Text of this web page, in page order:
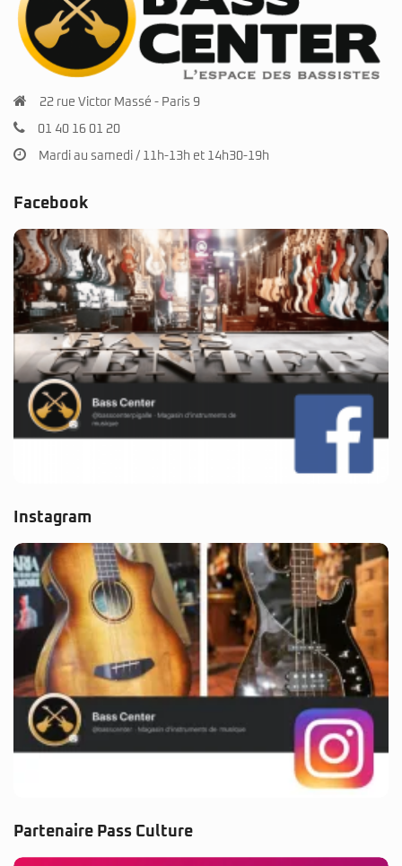
22 rue Victor Massé - Paris 9
01 40 16 01 20
Mardi au samedi / 11h-13h et 14h30-19h
Facebook
Instagram
Partenaire Pass Culture